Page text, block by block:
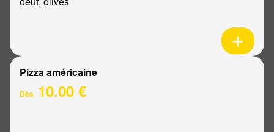
Pizza américaine
Dès 10.00 €